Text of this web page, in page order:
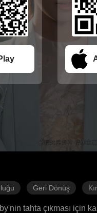
Geri Dönüş
tahta çıkması için